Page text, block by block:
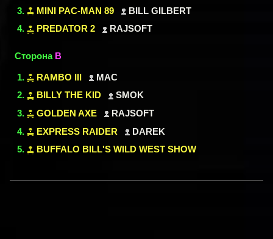
MINI PAC-MAN 89
BILL GILBERT
PREDATOR 2
RAJSOFT
Сторона B
RAMBO III
MAC
BILLY THE KID
SMOK
GOLDEN AXE
RAJSOFT
EXPRESS RAIDER
DAREK
BUFFALO BILL'S WILD WEST SHOW